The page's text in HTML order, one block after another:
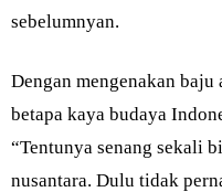
sebelumnyan.
Dengan mengenakan baju
betapa kaya budaya
“Tentunya senang sekali
nusantara. Dulu tidak